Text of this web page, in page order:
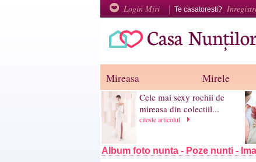
Login Miri Te casatoresti?
Mireasa Mirele
Cele mai sexy rochii de
mireasa din colectiil...
citeste articolul
Album foto nunta - Poze nunti -